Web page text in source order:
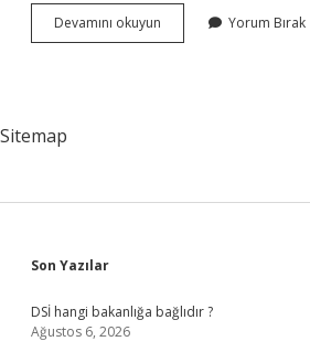
Devamını okuyun
Iyi
Yorum Bırak
Sitemap
Sidebar
Son Yazılar
DSİ hangi bakanlığa bağlıdır ?
Ağustos 6, 2026